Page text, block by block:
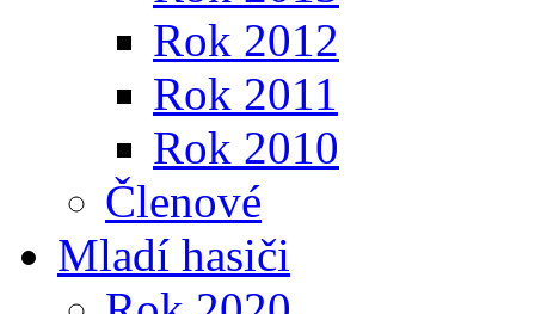
Rok 2012
Rok 2011
Rok 2010
Členové
Mladí hasiči